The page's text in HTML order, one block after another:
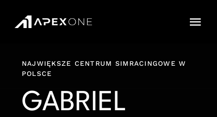
IMPREZY
NAJWIĘKSZE CENTRUM SIMRACINGOWE W
POLSCE
GABRIEL